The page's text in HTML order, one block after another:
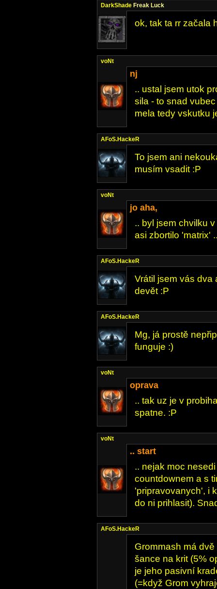
DarkShade Freak Luck
ok, tak ta rr začala
voNt
nj
.. ustal jsem utok
sila - to snad
mela tedy vskutku
AFoS.HackeR
To jsem ani
musím vsadit :P
voNt
jo aha,
.. byl jsem chvilku
asi zbortilo 'matrix'
AFoS.HackeR
Vrátil jsem vás dva
devět :P
AFoS.HackeR
Mg, já prostě
funguje :)
voNt
oprava
.. tak uz je v
spatne. :P
voNt
.. start
.. nejak moc
countdownem a s
'pripravovanych', i
do ni prihlasit).
AFoS.HackeR
Grommash má
šance na krit (5%
je jeho pasivní
(=když Grom